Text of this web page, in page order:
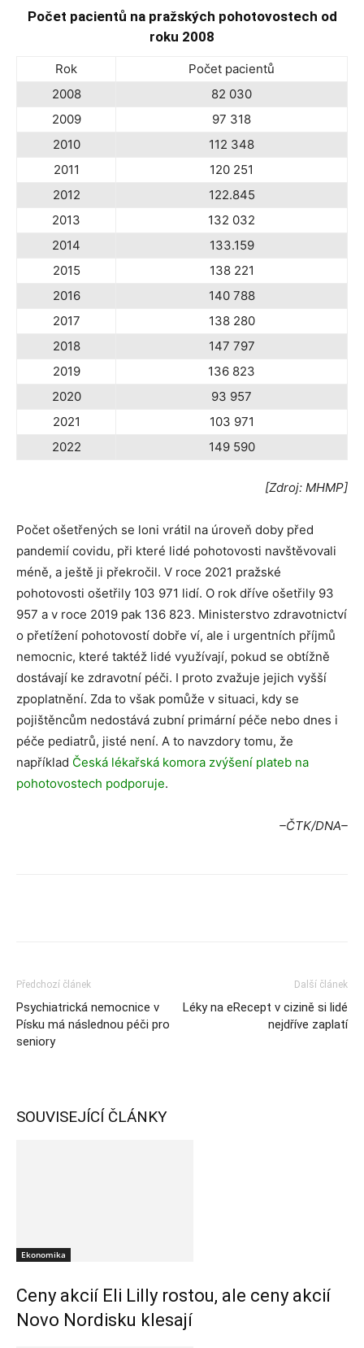
Počet pacientů na pražských pohotovostech od
roku 2008
Rok
Počet pacientů
2008
82 030
2009
97 318
2010
112 348
2011
120 251
2012
122.845
2013
132 032
2014
133.159
2015
138 221
2016
140 788
2017
138 280
2018
147 797
2019
136 823
2020
93 957
2021
103 971
2022
149 590
[Zdroj: MHMP]
Počet ošetřených se loni vrátil na úroveň doby před
pandemií covidu, při které lidé pohotovosti navštěvovali
méně, a ještě ji překročil. V roce 2021 pražské
pohotovosti ošetřily 103 971 lidí. O rok dříve ošetřily 93
957 a v roce 2019 pak 136 823. Ministerstvo zdravotnictví
o přetížení pohotovostí dobře ví, ale i urgentních příjmů
nemocnic, které taktéž lidé využívají, pokud se obtížně
dostávají ke zdravotní péči. I proto zvažuje jejich vyšší
zpoplatnění. Zda to však pomůže v situaci, kdy se
pojištěncům nedostává zubní primární péče nebo dnes i
péče pediatrů, jisté není. A to navzdory tomu, že
například Česká lékařská komora zvýšení plateb na
pohotovostech podporuje.
–ČTK/DNA–
Předchozí článek
Psychiatrická nemocnice v
Písku má následnou péči pro
seniory
Další článek
Léky na eRecept v cizině si lidé
nejdříve zaplatí
SOUVISEJÍCÍ ČLÁNKY
Ekonomika
Ceny akcií Eli Lilly rostou, ale ceny akcií
Novo Nordisku klesají